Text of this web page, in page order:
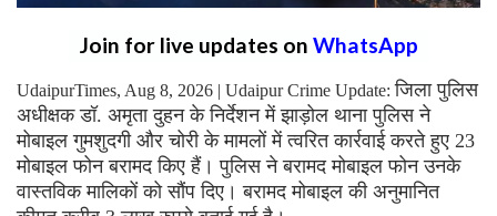
Join for live updates on WhatsApp
UdaipurTimes, Aug 8, 2026 | Udaipur Crime Update:जिला पुलिस
अधीक्षक डॉ. अमृता दुहन के निर्देशन में झाड़ोल थाना पुलिस ने
मोबाइल गुमशुदगी और चोरी के मामलों में त्वरित कार्रवाई करते हुए 23
मोबाइल फोन बरामद किए हैं। पुलिस ने बरामद मोबाइल फोन उनके
वास्तविक मालिकों को सौंप दिए। बरामद मोबाइल की अनुमानित